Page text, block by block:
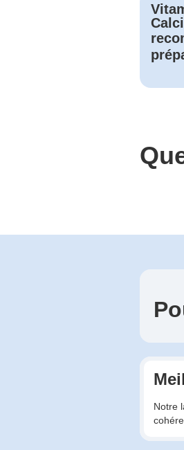
Notre